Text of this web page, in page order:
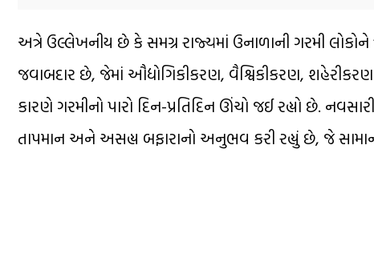
અત્રે ઉલ્લેખનીય છે કે સમગ્ર રાજ્યમાં ઉનાળાની ગરમી
જવાબદાર છે, જેમાં ઔદ્યોગિકીકરણ, વૈશ્વિકીકરણ,
કારણે ગરમીનો પારો દિન-પ્રતિદિન ઊંચો જઈ રહ્યો છે.
તાપમાન અને અસહ્ય બફારાનો અનુભવ કરી રહ્યું છે, જે